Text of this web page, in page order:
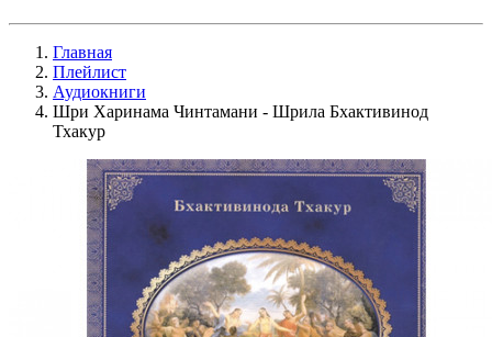
Главная
Плейлист
Аудиокниги
Шри Харинама Чинтамани - Шрила Бхактивинод
Тхакур